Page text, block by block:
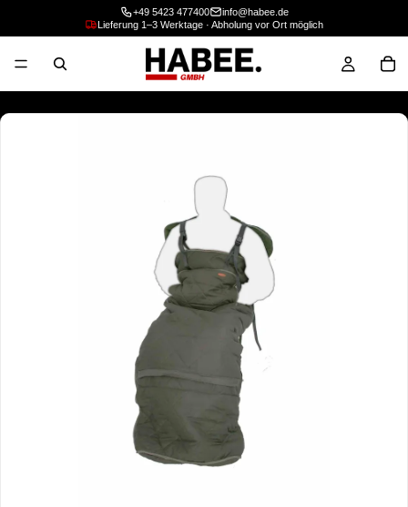
+49 5423 477400
info@habee.de
Lieferung 1–3 Werktage · Abholung vor Ort möglich